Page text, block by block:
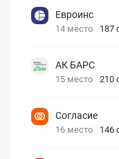
Евроинс
14 место 187
АК БАРС
15 место 210
Согласие
16 место 146